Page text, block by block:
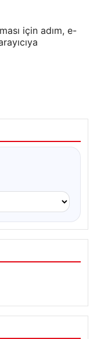
için adım, e-